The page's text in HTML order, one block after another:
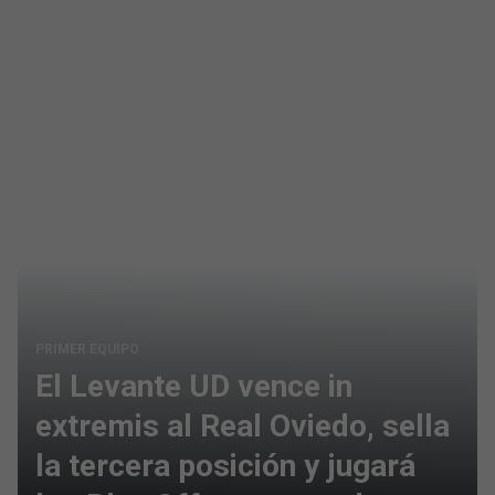
El Levante UD vence in
extremis al Real Oviedo, sella
la tercera posición y jugará